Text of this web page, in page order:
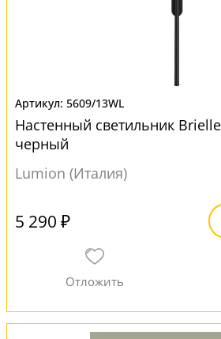
5609/13WL
Настенный светильник
черный
Lumion (Италия)
5 290 ₽